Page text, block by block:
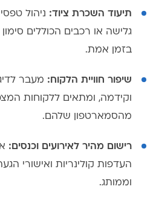
תיעוד השכרת ציוד: ניהול
גלישה או רכבים הכוללים
בזמן אמת.
שיפור חוויית הלקוח: מעבר
וקידמה, ומתאים ללקוחות
מהסמארטפון שלהם.
רישום מהיר לאירועים וכנסים:
העדפות קולינריות ואישורי
וממותג.